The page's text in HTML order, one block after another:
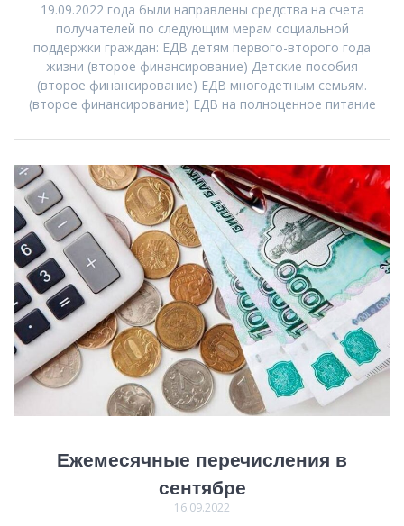
19.09.2022 года были направлены средства на счета
получателей по следующим мерам социальной
поддержки граждан: ЕДВ детям первого-второго года
жизни (второе финансирование) Детские пособия
(второе финансирование) ЕДВ многодетным семьям.
(второе финансирование) ЕДВ на полноценное питание
Ежемесячные перечисления в
сентябре
16.09.2022